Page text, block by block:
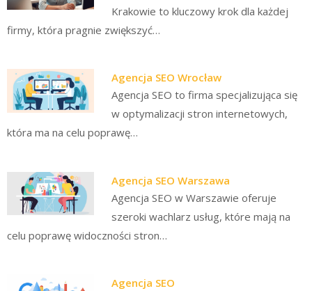
Krakowie to kluczowy krok dla każdej
firmy, która pragnie zwiększyć…
Agencja SEO Wrocław
Agencja SEO to firma specjalizująca się
w optymalizacji stron internetowych,
która ma na celu poprawę…
Agencja SEO Warszawa
Agencja SEO w Warszawie oferuje
szeroki wachlarz usług, które mają na
celu poprawę widoczności stron…
Agencja SEO